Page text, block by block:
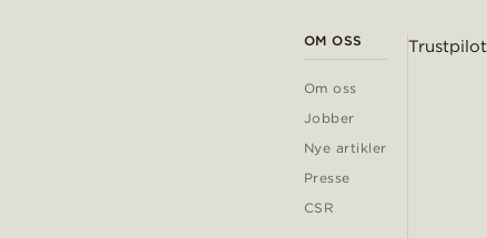
OM OSS
Om oss
Jobber
Nye artikler
Presse
CSR
Trustpilot